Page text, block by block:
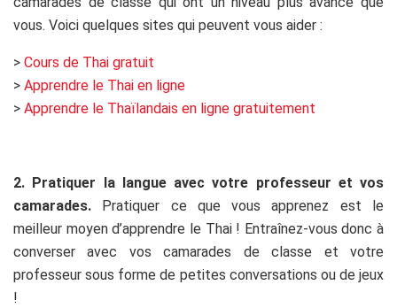
vous. Voici quelques sites qui peuvent vous aider :
> Cours de Thai gratuit
> Apprendre le Thai en ligne
> Apprendre le Thaïlandais en ligne gratuitement
2. Pratiquer la langue avec votre professeur et vos
camarades. Pratiquer ce que vous apprenez est le
meilleur moyen d’apprendre le Thai ! Entraînez-vous donc à
converser avec vos camarades de classe et votre
professeur sous forme de petites conversations ou de jeux
!